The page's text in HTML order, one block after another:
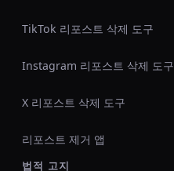
TikTok 리포스트 삭제 도구
Instagram 리포스트 삭제 도구
X 리포스트 삭제 도구
리포스트 제거 앱
법적 고지